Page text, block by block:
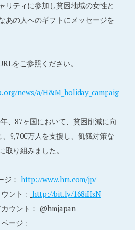
リティに参加し貧困地域の女性と
あの人へのギフトにメッセージを
をご参照ください。
news/a/H&M_holiday_campaig
、87ヶ国において、貧困削減に向
9,700万人を支援し、飢餓対策な
取り組みました。
ジ： http://www.hm.com/jp/
ント： http://bit.ly/168iHsN
ウント： @hmjapan
ージ：